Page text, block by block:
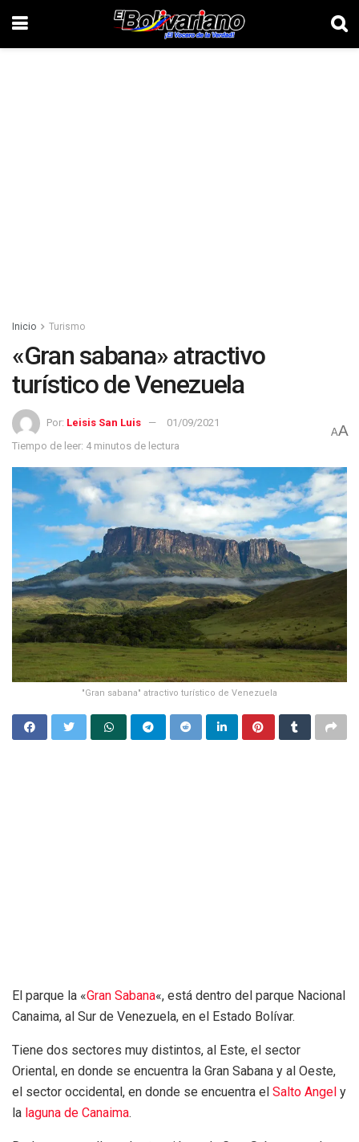
Inicio Turismo
«Gran sabana» atractivo
turístico de Venezuela
Por: Leisis San Luis
01/09/2021
Tiempo de leer: 4 minutos de lectura
AA
"Gran sabana" atractivo turístico de Venezuela
El parque la «Gran Sabana«, está dentro del parque Nacional
Canaima, al Sur de Venezuela, en el Estado Bolívar.
Tiene dos sectores muy distintos, al Este, el sector
Oriental, en donde se encuentra la Gran Sabana y al Oeste,
el sector occidental, en donde se encuentra el Salto Angel y
la laguna de Canaima.